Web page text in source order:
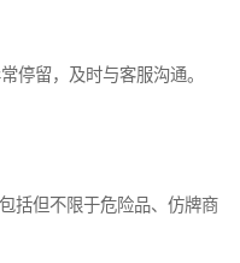
停留，及时与客服沟通。
括但不限于危险品、仿牌商